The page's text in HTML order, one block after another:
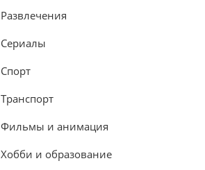
Развлечения
Сериалы
Спорт
Транспорт
Фильмы и анимация
Хобби и образование